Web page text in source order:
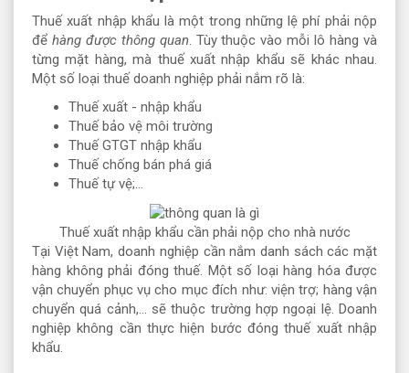
Thuế xuất nhập khẩu là một trong những lệ phí phải nộp
để hàng được thông quan. Tùy thuộc vào mỗi lô hàng và
từng mặt hàng, mà thuế xuất nhập khẩu sẽ khác nhau.
Một số loại thuế doanh nghiệp phải nắm rõ là:
Thuế xuất - nhập khẩu
Thuế bảo vệ môi trường
Thuế GTGT nhập khẩu
Thuế chống bán phá giá
Thuế tự vệ;...
Thuế xuất nhập khẩu cần phải nộp cho nhà nước
Tại Việt Nam, doanh nghiệp cần nắm danh sách các mặt
hàng không phải đóng thuế. Một số loại hàng hóa được
vận chuyển phục vụ cho mục đích như: viện trợ; hàng vận
chuyển quá cảnh,... sẽ thuộc trường hợp ngoại lệ. Doanh
nghiệp không cần thực hiện bước đóng thuế xuất nhập
khẩu.